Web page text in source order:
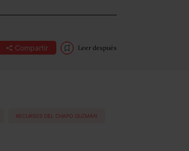
Compartir Leer después
RECURSOS DEL CHAPO GUZMÁN